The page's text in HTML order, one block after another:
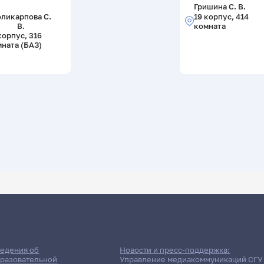
С.
В.
316
(БАЗ)
Гришина С. В.
19 корпус, 414
комната
Колледж
об
Новости и пресс-поддержка:
Управление медиакоммуникаций СГУ